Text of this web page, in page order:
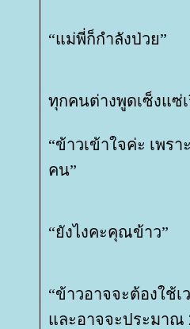
“แม่พี่ก็กำลังป่วย”
ทุกคนต่างพูดเซ็งแซ่
“ข้าวเข้าใจค่ะ เพร
คน”
“ยังไงคะคุณข้าว”
“ข้าวอาจจะต้องใช้
ละอาจจะประมาณ